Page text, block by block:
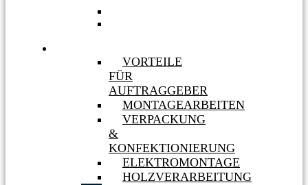
VORTEILE
FÜR
AUFTRAGGEBER
MONTAGEARBEITEN
VERPACKUNG
&
KONFEKTIONIERUNG
ELEKTROMONTAGE
HOLZVERARBEITUNG